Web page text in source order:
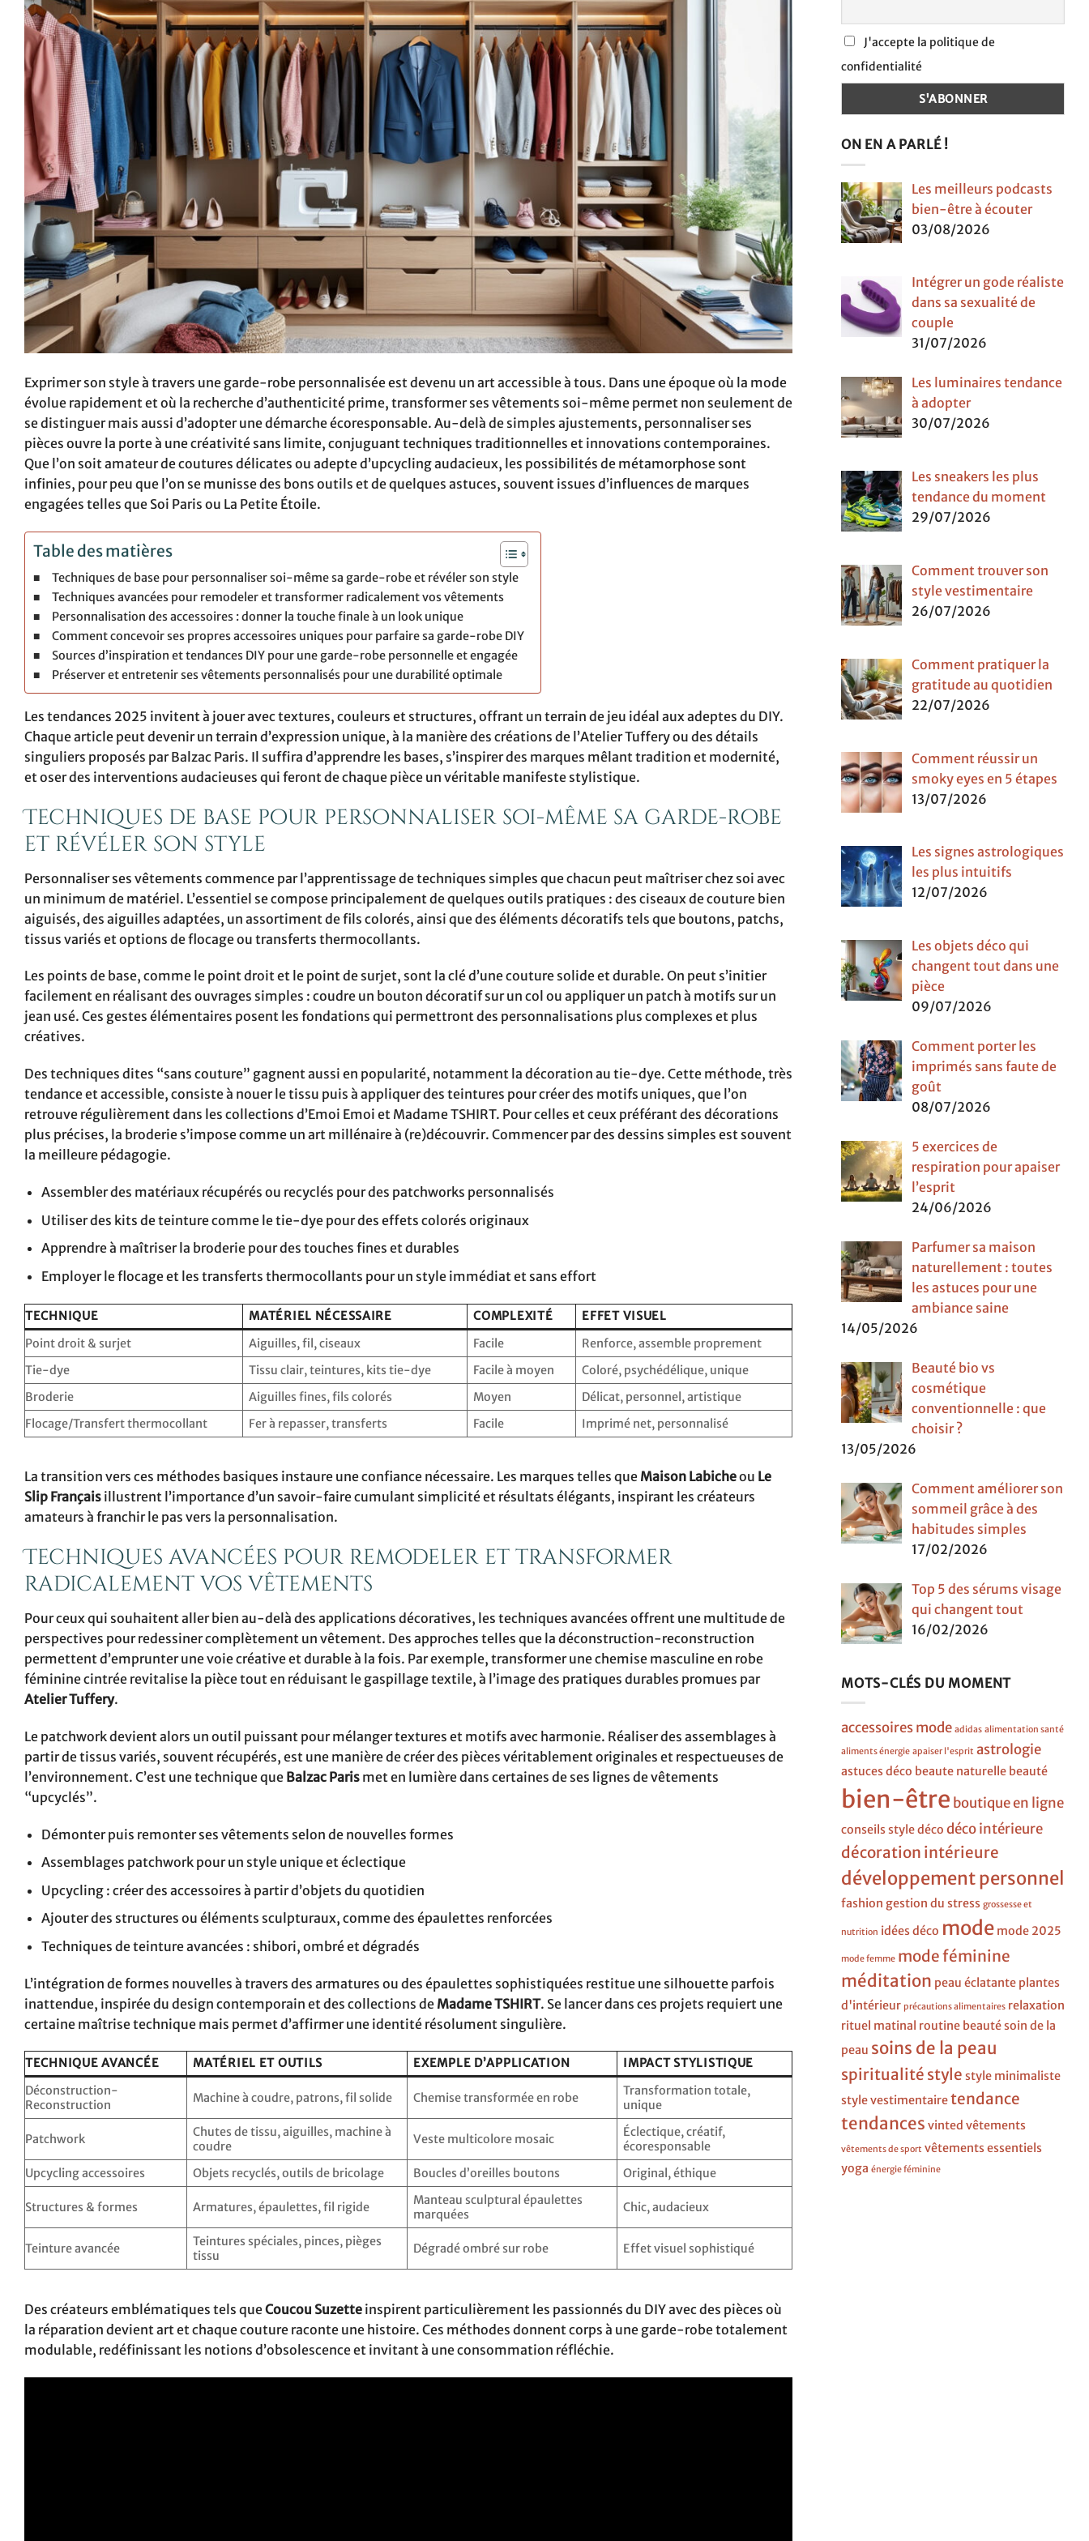
Exprimer son style à travers une garde-robe personnalisée est devenu un art accessible à tous. Dans une époque où la mode
évolue rapidement et où la recherche d’authenticité prime, transformer ses vêtements soi-même permet non seulement de
se distinguer mais aussi d’adopter une démarche écoresponsable. Au-delà de simples ajustements, personnaliser ses
pièces ouvre la porte à une créativité sans limite, conjuguant techniques traditionnelles et innovations contemporaines.
Que l’on soit amateur de coutures délicates ou adepte d’upcycling audacieux, les possibilités de métamorphose sont
infinies, pour peu que l’on se munisse des bons outils et de quelques astuces, souvent issues d’influences de marques
engagées telles que Soi Paris ou La Petite Étoile.
Table des matières
Techniques de base pour personnaliser soi-même sa garde-robe et révéler son style
Techniques avancées pour remodeler et transformer radicalement vos vêtements
Personnalisation des accessoires : donner la touche finale à un look unique
Comment concevoir ses propres accessoires uniques pour parfaire sa garde-robe DIY
Sources d’inspiration et tendances DIY pour une garde-robe personnelle et engagée
Préserver et entretenir ses vêtements personnalisés pour une durabilité optimale
Les tendances 2025 invitent à jouer avec textures, couleurs et structures, offrant un terrain de jeu idéal aux adeptes du DIY.
Chaque article peut devenir un terrain d’expression unique, à la manière des créations de l’Atelier Tuffery ou des détails
singuliers proposés par Balzac Paris. Il suffira d’apprendre les bases, s’inspirer des marques mêlant tradition et modernité,
et oser des interventions audacieuses qui feront de chaque pièce un véritable manifeste stylistique.
Techniques de base pour personnaliser soi-même sa garde-robe
et révéler son style
Personnaliser ses vêtements commence par l’apprentissage de techniques simples que chacun peut maîtriser chez soi avec
un minimum de matériel. L’essentiel se compose principalement de quelques outils pratiques : des ciseaux de couture bien
aiguisés, des aiguilles adaptées, un assortiment de fils colorés, ainsi que des éléments décoratifs tels que boutons, patchs,
tissus variés et options de flocage ou transferts thermocollants.
Les points de base, comme le point droit et le point de surjet, sont la clé d’une couture solide et durable. On peut s’initier
facilement en réalisant des ouvrages simples : coudre un bouton décoratif sur un col ou appliquer un patch à motifs sur un
jean usé. Ces gestes élémentaires posent les fondations qui permettront des personnalisations plus complexes et plus
créatives.
Des techniques dites “sans couture” gagnent aussi en popularité, notamment la décoration au tie-dye. Cette méthode, très
tendance et accessible, consiste à nouer le tissu puis à appliquer des teintures pour créer des motifs uniques, que l’on
retrouve régulièrement dans les collections d’Emoi Emoi et Madame TSHIRT. Pour celles et ceux préférant des décorations
plus précises, la broderie s’impose comme un art millénaire à (re)découvrir. Commencer par des dessins simples est souvent
la meilleure pédagogie.
Assembler des matériaux récupérés ou recyclés pour des patchworks personnalisés
Utiliser des kits de teinture comme le tie-dye pour des effets colorés originaux
Apprendre à maîtriser la broderie pour des touches fines et durables
Employer le flocage et les transferts thermocollants pour un style immédiat et sans effort
TECHNIQUE MATÉRIEL NÉCESSAIRE COMPLEXITÉ
EFFET VISUEL
Point droit & surjet
Aiguilles, fil, ciseaux Facile
Renforce, assemble proprement
Tie-dye
Tissu clair, teintures, kits tie-dye Facile à moyen
Coloré, psychédélique, unique
Broderie
Aiguilles fines, fils colorés Moyen
Délicat, personnel, artistique
Flocage/Transfert thermocollant
Fer à repasser, transferts Facile Imprimé net, personnalisé
La transition vers ces méthodes basiques instaure une confiance nécessaire. Les marques telles que Maison Labicheou Le
Slip Français illustrent l’importance d’un savoir-faire cumulant simplicité et résultats élégants, inspirant les créateurs
amateurs à franchir le pas vers la personnalisation.
Techniques avancées pour remodeler et transformer
radicalement vos vêtements
Pour ceux qui souhaitent aller bien au-delà des applications décoratives, les techniques avancées offrent une multitude de
perspectives pour redessiner complètement un vêtement. Des approches telles que la déconstruction-reconstruction
permettent d’emprunter une voie créative et durable à la fois. Par exemple, transformer une chemise masculine en robe
féminine cintrée revitalise la pièce tout en réduisant le gaspillage textile, à l’image des pratiques durables promues par
Atelier Tuffery.
Le patchwork devient alors un outil puissant pour mélanger textures et motifs avec harmonie. Réaliser des assemblages à
partir de tissus variés, souvent récupérés, est une manière de créer des pièces véritablement originales et respectueuses de
l’environnement. C’est une technique que Balzac Paris met en lumière dans certaines de ses lignes de vêtements
“upcyclés”.
Démonter puis remonter ses vêtements selon de nouvelles formes
Assemblages patchwork pour un style unique et éclectique
Upcycling : créer des accessoires à partir d’objets du quotidien
Ajouter des structures ou éléments sculpturaux, comme des épaulettes renforcées
Techniques de teinture avancées : shibori, ombré et dégradés
L’intégration de formes nouvelles à travers des armatures ou des épaulettes sophistiquées restitue une silhouette parfois
inattendue, inspirée du design contemporain et des collections de Madame TSHIRT. Se lancer dans ces projets requiert une
certaine maîtrise technique mais permet d’affirmer une identité résolument singulière.
TECHNIQUE AVANCÉE MATÉRIEL ET OUTILS EXEMPLE D’APPLICATION
IMPACT STYLISTIQUE
Déconstruction-
Reconstruction
Machine à coudre, patrons, fil solide Chemise transformée en robe
Transformation totale,
unique
Patchwork
Chutes de tissu, aiguilles, machine à
coudre
Veste multicolore mosaic
Éclectique, créatif,
écoresponsable
Upcycling accessoires
Objets recyclés, outils de bricolage Boucles d’oreilles boutons Original, éthique
Structures & formes Armatures, épaulettes, fil rigide
Manteau sculptural épaulettes
marquées
Chic, audacieux
Teinture avancée
Teintures spéciales, pinces, pièges
tissu
Dégradé ombré sur robe Effet visuel sophistiqué
Des créateurs emblématiques tels queCoucou Suzette inspirent particulièrement les passionnés du DIY avec des pièces où
la réparation devient art et chaque couture raconte une histoire. Ces méthodes donnent corps à une garde-robe totalement
modulable, redéfinissant les notions d’obsolescence et invitant à une consommation réfléchie.
J'accepte la politique de
confidentialité
ON EN A PARLÉ !
Les meilleurs podcasts
bien-être à écouter
03/08/2026
Intégrer un gode réaliste
dans sa sexualité de
couple
31/07/2026
Les luminaires tendance
à adopter
30/07/2026
Les sneakers les plus
tendance du moment
29/07/2026
Comment trouver son
style vestimentaire
26/07/2026
Comment pratiquer la
gratitude au quotidien
22/07/2026
Comment réussir un
smoky eyes en 5 étapes
13/07/2026
Les signes astrologiques
les plus intuitifs
12/07/2026
Les objets déco qui
changent tout dans une
pièce
09/07/2026
Comment porter les
imprimés sans faute de
goût
08/07/2026
5 exercices de
respiration pour apaiser
l’esprit
24/06/2026
Parfumer sa maison
naturellement : toutes
les astuces pour une
ambiance saine
14/05/2026
Beauté bio vs
cosmétique
conventionnelle : que
choisir ?
13/05/2026
Comment améliorer son
sommeil grâce à des
habitudes simples
17/02/2026
Top 5 des sérums visage
qui changent tout
16/02/2026
MOTS-CLÉS DU MOMENT
accessoires mode adidas alimentation santé
aliments énergie apaiser l'esprit astrologie
astuces déco beaute naturelle beauté
bien-être boutique en ligne
conseils styledéco déco intérieure
décoration intérieure
développement personnel
fashion gestion du stress grossesse et
nutrition idées déco mode mode 2025
mode femme mode féminine
méditation peau éclatante plantes
d'intérieur précautions alimentaires relaxation
rituel matinal routine beautésoin de la
peau soins de la peau
spiritualité style style minimaliste
style vestimentairetendance
tendances vinted vêtements
vêtements de sport vêtements essentiels
yoga énergie féminine